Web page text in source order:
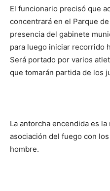
El funcionario precisó que
concentrará en el Parque
presencia del gabinete
para luego iniciar recorrido
Será portado por varios
que tomarán partida de los
La antorcha encendida es
asociación del fuego con
hombre.